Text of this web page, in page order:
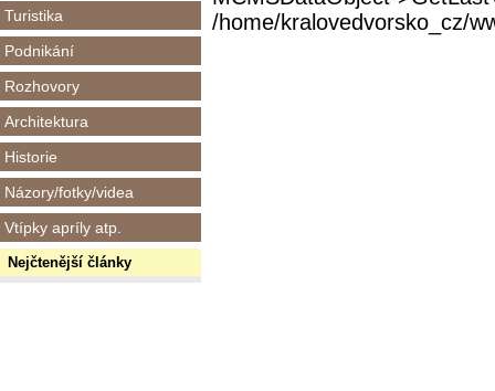
Turistika
Podnikání
Rozhovory
Architektura
Historie
Názory/fotky/videa
Vtípky apríly atp.
Nejčtenější články
/home/kralovedvorsko_cz/